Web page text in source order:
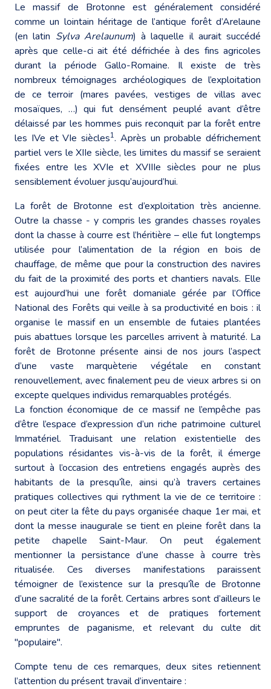
Le massif de Brotonne est généralement considéré
comme un lointain héritage de l’antique forêt d’Arelaune
(en latin Sylva Arelaunum) à laquelle il aurait succédé
après que celle-ci ait été défrichée à des fins agricoles
durant la période Gallo-Romaine. Il existe de très
nombreux témoignages archéologiques de l’exploitation
de ce terroir (mares pavées, vestiges de villas avec
mosaïques, …) qui fut densément peuplé avant d’être
délaissé par les hommes puis reconquit par la forêt entre
les IVe et VIe siècles1. Après un probable défrichement
partiel vers le XIIe siècle, les limites du massif se seraient
fixées entre les XVIe et XVIIIe siècles pour ne plus
sensiblement évoluer jusqu’aujourd’hui.
La forêt de Brotonne est d’exploitation très ancienne.
Outre la chasse - y compris les grandes chasses royales
dont la chasse à courre est l’héritière – elle fut longtemps
utilisée pour l’alimentation de la région en bois de
chauffage, de même que pour la construction des navires
du fait de la proximité des ports et chantiers navals. Elle
est aujourd’hui une forêt domaniale gérée par l’Office
National des Forêts qui veille à sa productivité en bois : il
organise le massif en un ensemble de futaies plantées
puis abattues lorsque les parcelles arrivent à maturité. La
forêt de Brotonne présente ainsi de nos jours l’aspect
d’une vaste marquèterie végétale en constant
renouvellement, avec finalement peu de vieux arbres si on
excepte quelques individus remarquables protégés.
La fonction économique de ce massif ne l’empêche pas
d’être l’espace d’expression d’un riche patrimoine culturel
Immatériel. Traduisant une relation existentielle des
populations résidantes vis-à-vis de la forêt, il émerge
surtout à l’occasion des entretiens engagés auprès des
habitants de la presqu’île, ainsi qu’à travers certaines
pratiques collectives qui rythment la vie de ce territoire :
on peut citer la fête du pays organisée chaque 1er mai, et
dont la messe inaugurale se tient en pleine forêt dans la
petite chapelle Saint-Maur. On peut également
mentionner la persistance d’une chasse à courre très
ritualisée. Ces diverses manifestations paraissent
témoigner de l’existence sur la presqu’île de Brotonne
d’une sacralité de la forêt. Certains arbres sont d’ailleurs le
support de croyances et de pratiques fortement
empruntes de paganisme, et relevant du culte dit
"populaire".
Compte tenu de ces remarques, deux sites retiennent
l’attention du présent travail d’inventaire :